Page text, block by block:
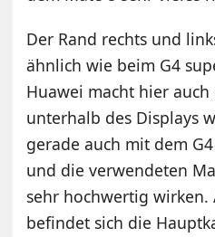
Der Rand rechts und
ähnlich wie beim G4
Huawei macht hier
unterhalb des Displays
gerade auch mit dem
und die verwendeten
sehr hochwertig wirken.
befindet sich die